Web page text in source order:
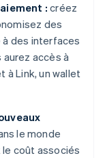
: créez
des
à des interfaces
accès à
à Link, un wallet
le monde
coût associés